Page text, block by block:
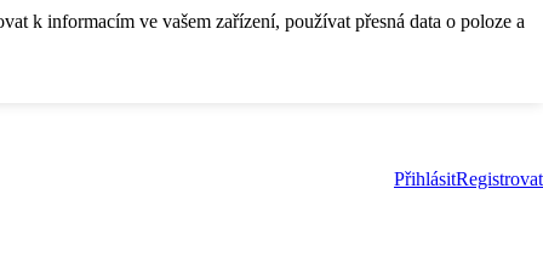
k informacím ve vašem zařízení, používat přesná data o poloze a
PřihlásitRegistrovat